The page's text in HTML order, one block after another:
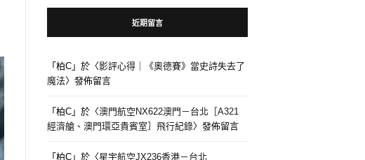
近期留言
「柏C 」於〈影評心得｜《奧德賽》當史詩失去了
魔法〉發佈留言
「柏C 」於〈澳門航空NX622澳門－台北［A321
經濟艙、澳門環亞貴賓室］飛行紀錄〉發佈留言
「柏C 」於〈星宇航空JX236香港－台北